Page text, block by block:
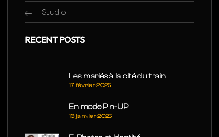
Studio
RECENT POSTS
Les mariés à la cité du train
17 février 2025
En mode Pin-UP
13 janvier 2025